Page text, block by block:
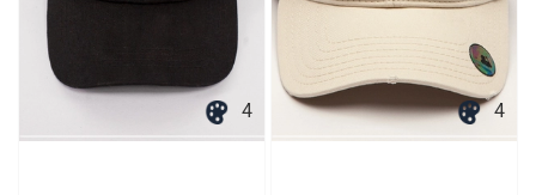
4 4